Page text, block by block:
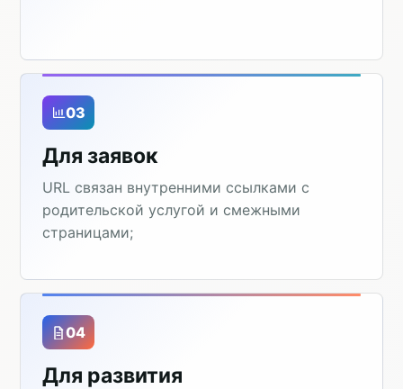
03
Для заявок
URL связан внутренними ссылками с
родительской услугой и смежными
страницами;
04
Для развития